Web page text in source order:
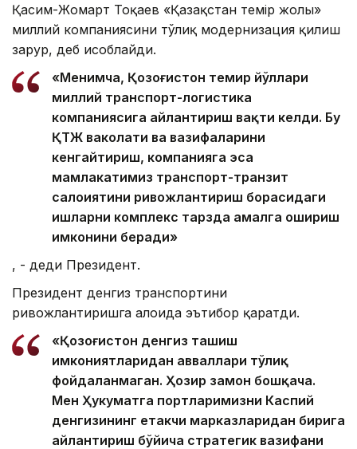
Қасим-Жомарт Тоқаев «Қазақстан темір жолы»
миллий компаниясини тўлиқ модернизация қилиш
зарур, деб ҳисоблайди.
«Менимча, Қозоғистон темир йўллари
миллий транспорт-логистика
компаниясига айлантириш вақти келди. Бу
ҚТЖ ваколати ва вазифаларини
кенгайтириш, компанияга эса
мамлакатимиз транспорт-транзит
салоҳиятини ривожлантириш борасидаги
ишларни комплекс тарзда амалга ошириш
имконини беради»
, - деди Президент.
Президент денгиз транспортини
ривожлантиришга алоҳида эътибор қаратди.
«Қозоғистон денгиз ташиш
имкониятларидан авваллари тўлиқ
фойдаланмаган. Ҳозир замон бошқача.
Мен Ҳукуматга портларимизни Каспий
денгизининг етакчи марказларидан бирига
айлантириш бўйича стратегик вазифани